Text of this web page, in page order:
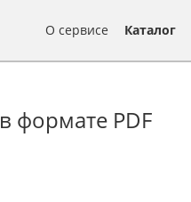
О сервисе Каталог
формате PDF